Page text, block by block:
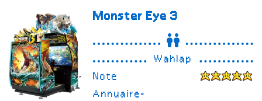
Monster Eye 3
Wahlap
Note
Annuaire-